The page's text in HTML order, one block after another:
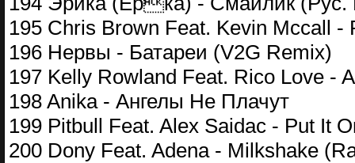
195 Chris Brown Feat. Kevin Mccall -
196 Нервы - Батареи (V2G Remix)
197 Kelly Rowland Feat. Rico Love -
198 Anika - Ангелы Не Плачут
199 Pitbull Feat. Alex Saidac - Put It
200 Dony Feat. Adena - Milkshake